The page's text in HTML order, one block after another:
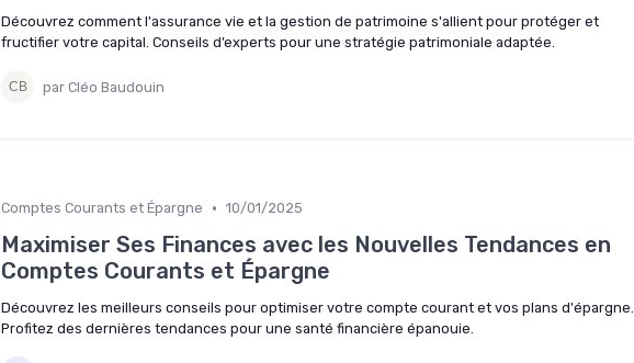
Découvrez comment l'assurance vie et la gestion de patrimoine s'allient pour protéger et
fructifier votre capital. Conseils d’experts pour une stratégie patrimoniale adaptée.
par Cléo Baudouin
Comptes Courants et Épargne • 10/01/2025
Maximiser Ses Finances avec les Nouvelles Tendances en
Comptes Courants et Épargne
Découvrez les meilleurs conseils pour optimiser votre compte courant et vos plans d'épargne.
Profitez des dernières tendances pour une santé financière épanouie.